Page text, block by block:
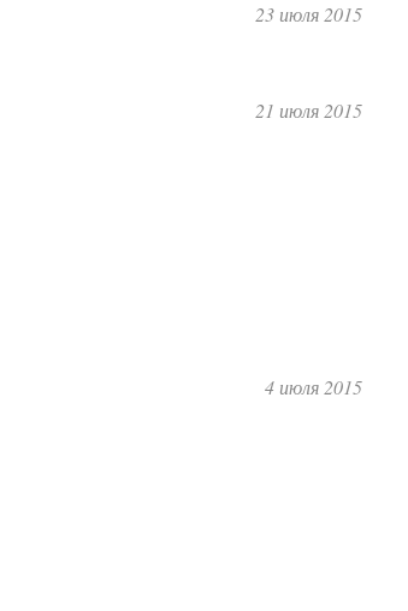
23 июля 2015
21 июля 2015
4 июля 2015